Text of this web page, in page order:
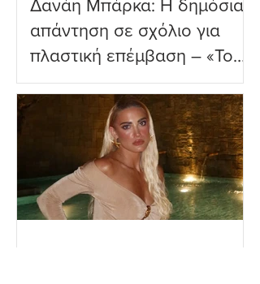
Δανάη Μπάρκα: Η δημόσια
απάντηση σε σχόλιο για
πλαστική επέμβαση – «Το
ωραιότερο σχόλιο που